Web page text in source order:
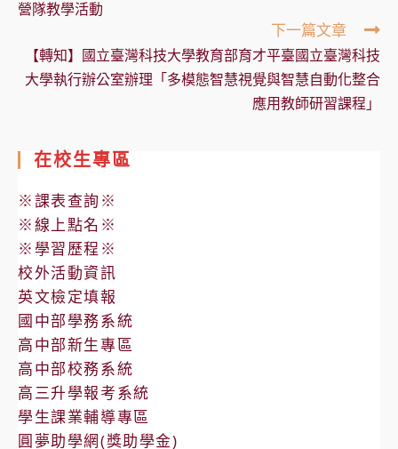
營隊教學活動
下一篇文章
【轉知】國立臺灣科技大學教育部育才平臺國立臺灣科技
大學執行辦公室辦理「多模態智慧視覺與智慧自動化整合
應用教師研習課程」
在校生專區
※課表查詢※
※線上點名※
※學習歷程※
校外活動資訊
英文檢定填報
國中部學務系統
高中部新生專區
高中部校務系統
高三升學報考系統
學生課業輔導專區
圓夢助學網(獎助學金)